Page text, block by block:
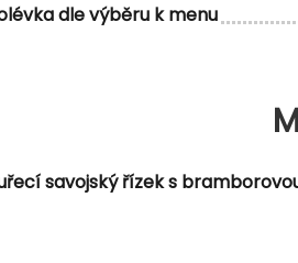
omáčkou, okurkový salát
dle výběru k menu
savojský řízek s